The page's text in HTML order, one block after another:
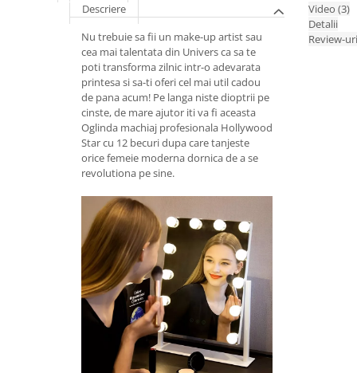
Descriere
Nu trebuie sa fii un make-up artist sau
cea mai talentata din Univers ca sa te
poti transforma zilnic intr-o adevarata
printesa si sa-ti oferi cel mai util cadou
de pana acum! Pe langa niste dioptrii pe
cinste, de mare ajutor iti va fi aceasta
Oglinda machiaj profesionala Hollywood
Star cu 12 becuri dupa care tanjeste
orice femeie moderna dornica de a se
revolutiona pe sine.
Video (3)
Detalii
Review-uri